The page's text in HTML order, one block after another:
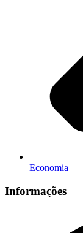
Economia
Informações